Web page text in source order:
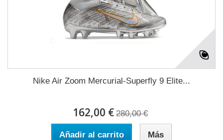
Nike Air Zoom Mercurial-Superfly 9 Elite...
162,00 € 280,00 €
Añadir al carrito Más